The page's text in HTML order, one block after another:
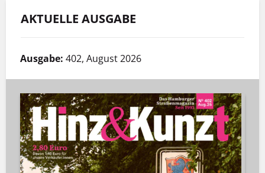
AKTUELLE AUSGABE
Ausgabe: 402, August 2026